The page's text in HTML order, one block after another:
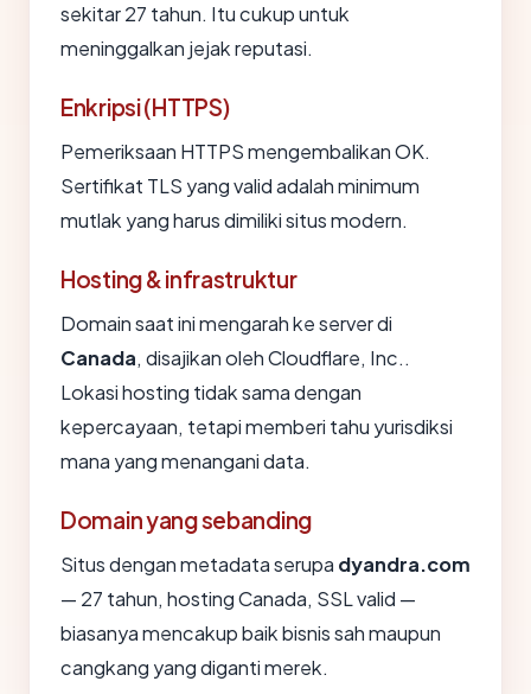
sekitar 27 tahun. Itu cukup untuk
meninggalkan jejak reputasi.
Enkripsi (HTTPS)
Pemeriksaan HTTPS mengembalikan OK.
Sertifikat TLS yang valid adalah minimum
mutlak yang harus dimiliki situs modern.
Hosting & infrastruktur
Domain saat ini mengarah ke server di
Canada, disajikan oleh Cloudflare, Inc..
Lokasi hosting tidak sama dengan
kepercayaan, tetapi memberi tahu yurisdiksi
mana yang menangani data.
Domain yang sebanding
Situs dengan metadata serupa dyandra.com
— 27 tahun, hosting Canada, SSL valid —
biasanya mencakup baik bisnis sah maupun
cangkang yang diganti merek.